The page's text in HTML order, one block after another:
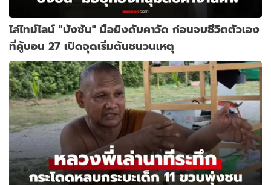
ไล่ไทม์ไลน์ "บังซัน" มือยิงดับคาวัด ก่อนจบชีวิตตัวเอง
ที่คู้บอน 27 เปิดจุดเริ่มต้นชนวนเหตุ